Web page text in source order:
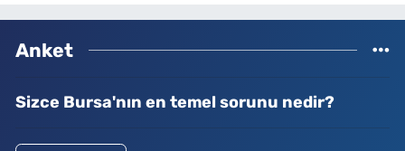
Anket
Sizce Bursa'nın en temel sorunu nedir?